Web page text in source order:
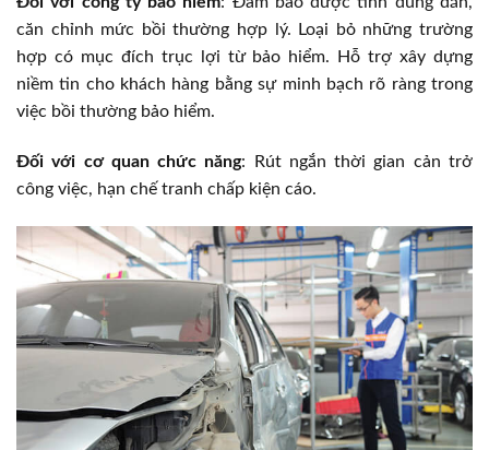
căn chỉnh mức bồi thường hợp lý. Loại bỏ những trường
hợp có mục đích trục lợi từ bảo hiểm. Hỗ trợ xây dựng
niềm tin cho khách hàng bằng sự minh bạch rõ ràng trong
việc bồi thường bảo hiểm.
Đối với cơ quan chức năng: Rút ngắn thời gian cản trở
công việc, hạn chế tranh chấp kiện cáo.